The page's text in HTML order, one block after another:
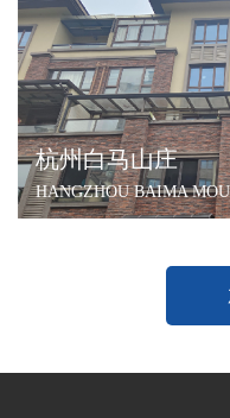
杭州白马山庄
HANGZHOU BAIMA